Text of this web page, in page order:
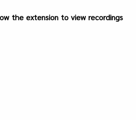
the extension to view recordings